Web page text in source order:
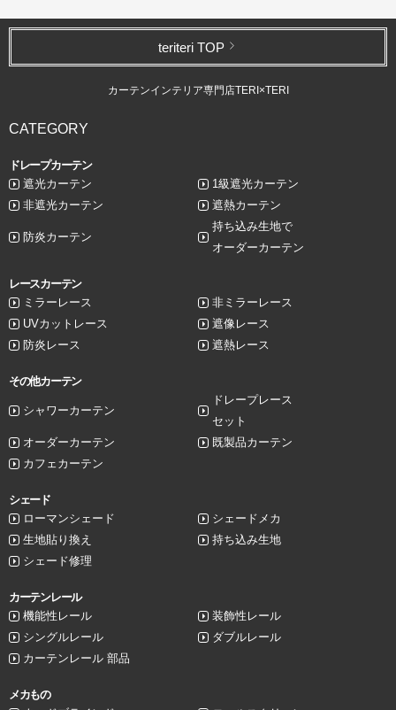
teriteri TOP
カーテンインテリア専門店TERI×TERI
CATEGORY
ドレープカーテン
遮光カーテン
1級遮光カーテン
非遮光カーテン
遮熱カーテン
防炎カーテン
持ち込み生地で
オーダーカーテン
レースカーテン
ミラーレース
非ミラーレース
UVカットレース
遮像レース
防炎レース
遮熱レース
その他カーテン
シャワーカーテン
ドレープレース
セット
オーダーカーテン
既製品カーテン
カフェカーテン
シェード
ローマンシェード
シェードメカ
生地貼り換え
持ち込み生地
シェード修理
カーテンレール
機能性レール
装飾性レール
シングルレール
ダブルレール
カーテンレール 部品
メカもの